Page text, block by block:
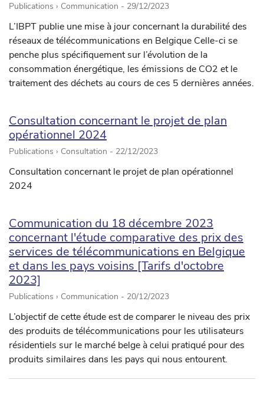
Publications › Communication - 29/12/2023
L’IBPT publie une mise à jour concernant la durabilité des
réseaux de télécommunications en Belgique Celle-ci se
penche plus spécifiquement sur l’évolution de la
consommation énergétique, les émissions de CO2 et le
traitement des déchets au cours de ces 5 dernières années.
Consultation concernant le projet de plan
opérationnel 2024
Publications › Consultation - 22/12/2023
Consultation concernant le projet de plan opérationnel
2024
Communication du 18 décembre 2023
concernant l'étude comparative des prix des
services de télécommunications en Belgique
et dans les pays voisins [Tarifs d'octobre
2023]
Publications › Communication - 20/12/2023
L’objectif de cette étude est de comparer le niveau des prix
des produits de télécommunications pour les utilisateurs
résidentiels sur le marché belge à celui pratiqué pour des
produits similaires dans les pays qui nous entourent.